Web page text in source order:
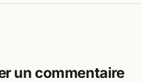
un commentaire